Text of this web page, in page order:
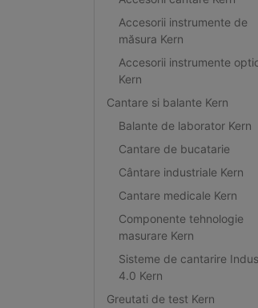
Accesorii instrumente de
măsura Kern
Accesorii instrumente
Kern
Cantare si balante Kern
Balante de laborator Kern
Cantare de bucatarie
Cântare industriale Kern
Cantare medicale Kern
Componente tehnologie
masurare Kern
Sisteme de cantarire
4.0 Kern
Greutati de test Kern